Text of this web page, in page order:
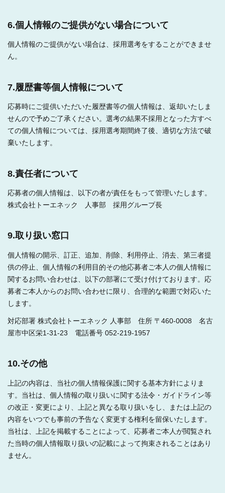
6.個人情報のご提供がない場合について
個人情報のご提供がない場合は、採用選考をすることができませ
ん。
7.履歴書等個人情報について
応募時にご提供いただいた履歴書等の個人情報は、返却いたしま
せんので予めご了承ください。選考の結果不採用となった方すべ
ての個人情報については、採用選考期間終了後、適切な方法で破
棄いたします。
8.責任者について
応募者の個人情報は、以下の者が責任をもって管理いたします。
株式会社トーエネック 人事部 採用グループ長
9.取り扱い窓口
個人情報の開示、訂正、追加、削除、利用停止、消去、第三者提
供の停止、個人情報の利用目的その他応募者ご本人の個人情報に
関するお問い合わせは、以下の部署にて受け付けております。応
募者ご本人からのお問い合わせに限り、合理的な範囲で対応いた
します。
対応部署 株式会社トーエネック 人事部 住所 〒460-0008 名古
屋市中区栄1-31-23 電話番号 052-219-1957
10.その他
上記の内容は、当社の個人情報保護に関する基本方針によりま
す。当社は、個人情報の取り扱いに関する法令・ガイドライン等
の改正・変更により、上記と異なる取り扱いをし、または上記の
内容をいつでも事前の予告なく変更する権利を留保いたします。
当社は、上記を掲載することによって、応募者ご本人が閲覧され
た当時の個人情報取り扱いの記載によって拘束されることはあり
ません。